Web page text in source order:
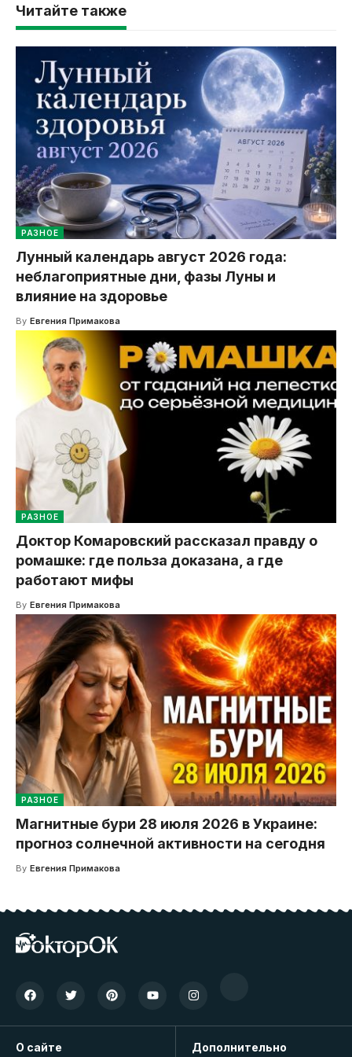
Читайте также
РАЗНОЕ
Лунный календарь август 2026 года:
неблагоприятные дни, фазы Луны и
влияние на здоровье
By Евгения Примакова
РАЗНОЕ
Доктор Комаровский рассказал правду о
ромашке: где польза доказана, а где
работают мифы
By Евгения Примакова
РАЗНОЕ
Магнитные бури 28 июля 2026 в Украине:
прогноз солнечной активности на сегодня
By Евгения Примакова
О сайте Дополнительно